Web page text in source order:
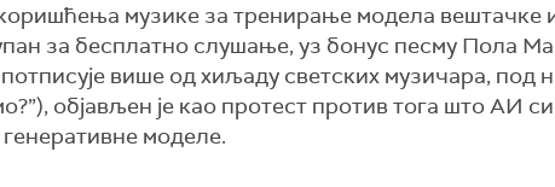
музике за тренирање модела вештачке
за бесплатно слушање, уз бонус песму Пола
више од хиљаду светских музичара, под
објављен је као протест против тога што АИ
моделе.